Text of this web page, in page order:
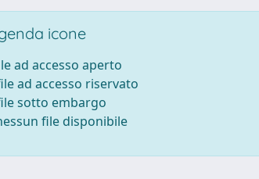
icone
ad accesso aperto
ad accesso riservato
sotto embargo
file disponibile